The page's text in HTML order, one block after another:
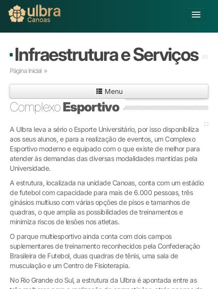
Buscar
Matricule-se
Educação Básica
Graduação
Educação a Distância
Pós-graduação
Pesquisa
Infraestrutura e Serviços
Inovação
Sobre a ULBRA
Infraestrutura e Serviços
Página Inicial »
Menu
ComplexoEsportivo
A Ulbra leva a sério o Esporte Universitário, por isso disponibiliza
aos seus alunos, e para a realização de eventos, um Complexo
Esportivo moderno e equipado com o que existe de melhor para
atender às demandas das diversas modalidades mantidas pela
Universidade.
A estrutura, localizada na unidade Canoas, conta com um estádio
de futebol com capacidade para mais de 6.000 pessoas, três
ginásios multiuso com várias opções de pisos e tamanhos de
quadras, o que amplia as possibilidades de treinamentos e
minimiza riscos de lesões nos atletas.
O parque multiesportivo ainda conta com dois campos
suplementares de treinamento reconhecidos pela Confederação
Brasileira de Futebol, duas quadras de tênis, uma sala de
musculação e um Centro de Fisioterapia.
No Rio Grande do Sul, a estrutura da Ulbra é apontada entre as